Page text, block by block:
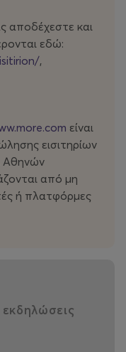
από δέκα χρόνια ως
σκηνοθεσίας.
και σκηνές στην
(Νοέμβριος –
αποδέχεστε και
εδώ:
,
είναι
εισιτηρίων
Αθηνών
από μη
ή πλατφόρμες